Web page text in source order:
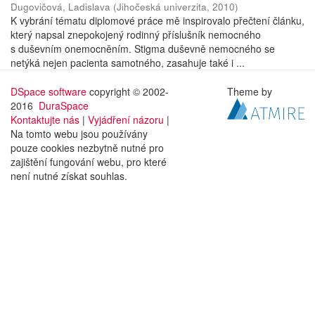
Dugovičová, Ladislava (Jihočeská univerzita, 2010)
K vybrání tématu diplomové práce mě inspirovalo přečtení článku,
který napsal znepokojený rodinný příslušník nemocného
s duševním onemocněním. Stigma duševně nemocného se
netýká nejen pacienta samotného, zasahuje také i ...
DSpace software copyright © 2002-
2016 DuraSpace
Kontaktujte nás | Vyjádření názoru |
Na tomto webu jsou používány
pouze cookies nezbytně nutné pro
zajištění fungování webu, pro které
není nutné získat souhlas.
Theme by